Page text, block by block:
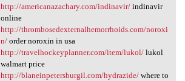
http://americanazachary.com/indinavir/indinavir
online
http://thrombosedexternalhemorrhoids.com/noroxi
n/order noroxin in usa
http://travelhockeyplanner.com/item/lukol/lukol
walmart price
http://blaneinpetersburgil.com/hydrazide/where to